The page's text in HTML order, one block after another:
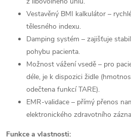
Vestavěný BMI kalkulátor –
tělesného indexu.
Damping systém – zajišťuje
pohybu pacienta.
Možnost vážení vsedě – pro
déle, je k dispozici židle
odečtena funkcí TARE).
EMR-validace – přímý přenos
elektronického zdravotního
Funkce a vlastnosti: